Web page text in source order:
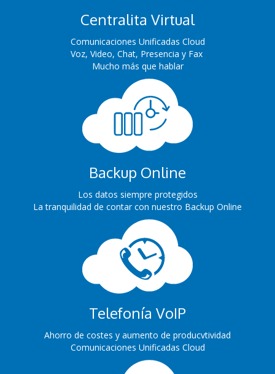
Centralita Virtual
Comunicaciones Unificadas Cloud
Voz, Video, Chat, Presencia y Fax
Mucho más que hablar
Backup Online
Los datos siempre protegidos
La tranquilidad de contar con nuestro Backup Online
Telefonía VoIP
Ahorro de costes y aumento de producvtividad
Comunicaciones Unificadas Cloud